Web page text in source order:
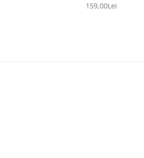
159,00Lei